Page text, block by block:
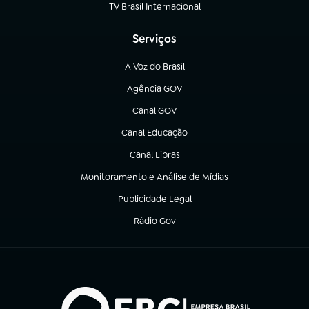
TV Brasil Internacional
(abre em nova aba)
Serviços
A Voz do Brasil
(abre em nova aba)
Agência GOV
(abre em nova aba)
Canal GOV
(abre em nova aba)
Canal Educação
(abre em nova aba)
Canal Libras
(abre em nova aba)
Monitoramento e Análise de Mídias
(abre em nova aba)
Publicidade Legal
(abre em nova aba)
Rádio Gov
(abre em nova aba)